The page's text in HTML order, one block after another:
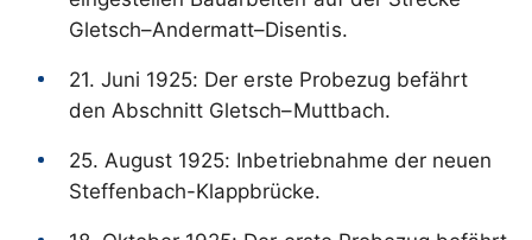
Gletsch–Andermatt–Disentis.
21. Juni 1925: Der erste Probezug befährt
den Abschnitt Gletsch–Muttbach.
25. August 1925: Inbetriebnahme der neuen
Steffenbach-Klappbrücke.